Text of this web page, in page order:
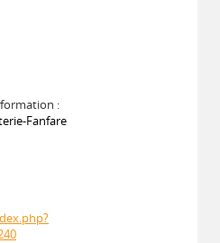
:
Fanfare